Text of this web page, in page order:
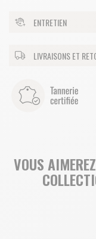
ENTRETIEN
LIVRAISONS ET
VOUS